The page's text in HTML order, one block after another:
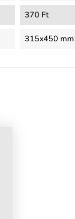
370 Ft
315x450 mm